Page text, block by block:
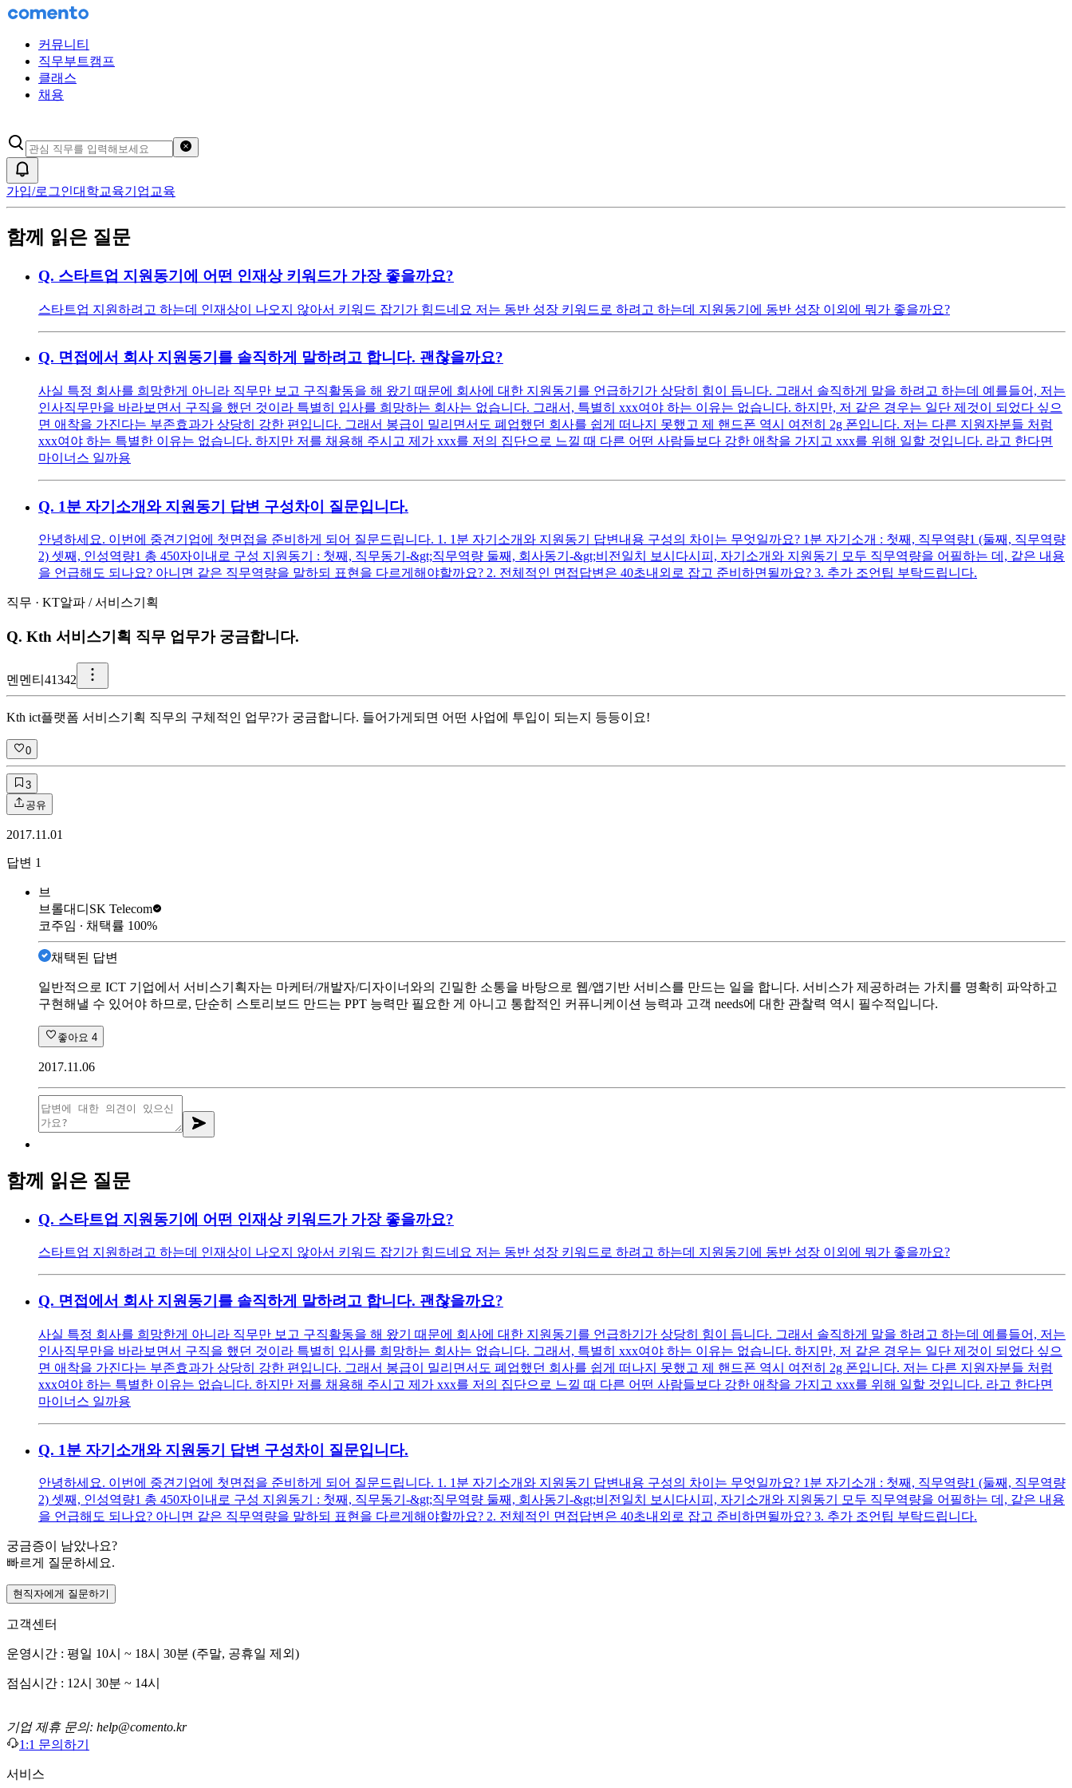
커뮤니티
직무부트캠프
클래스
채용
가입/로그인대학교육기업교육
함께 읽은 질문
Q. 스타트업 지원동기에 어떤 인재상 키워드가 가장 좋을까요?
스타트업 지원하려고 하는데 인재상이 나오지 않아서 키워드 잡기가 힘드네요 저는 동반 성장 키워드로 하려고 하는데 지원동기에 동반 성장 이외에 뭐가 좋을까요?
Q. 면접에서 회사 지원동기를 솔직하게 말하려고 합니다. 괜찮을까요?
사실 특정 회사를 희망한게 아니라 직무만 보고 구직활동을 해 왔기 때문에 회사에 대한 지원동기를 언급하기가 상당히 힘이 듭니다. 그래서 솔직하게 말을 하려고 하는데 예를들어, 저는
인사직무만을 바라보면서 구직을 했던 것이라 특별히 입사를 희망하는 회사는 없습니다. 그래서, 특별히 xxx여야 하는 이유는 없습니다. 하지만, 저 같은 경우는 일단 제것이 되었다 싶으
면 애착을 가진다는 부존효과가 상당히 강한 편입니다. 그래서 봉급이 밀리면서도 폐업했던 회사를 쉽게 떠나지 못했고 제 핸드폰 역시 여전히 2g 폰입니다. 저는 다른 지원자분들 처럼
xxx여야 하는 특별한 이유는 없습니다. 하지만 저를 채용해 주시고 제가 xxx를 저의 집단으로 느낄 때 다른 어떤 사람들보다 강한 애착을 가지고 xxx를 위해 일할 것입니다. 라고 한다면
마이너스 일까용
Q. 1분 자기소개와 지원동기 답변 구성차이 질문입니다.
안녕하세요. 이번에 중견기업에 첫면접을 준비하게 되어 질문드립니다. 1. 1분 자기소개와 지원동기 답변내용 구성의 차이는 무엇일까요? 1분 자기소개 : 첫째, 직무역량1 (둘째, 직무역량
2) 셋째, 인성역량1 총 450자이내로 구성 지원동기 : 첫째, 직무동기-&gt;직무역량 둘째, 회사동기-&gt;비전일치 보시다시피, 자기소개와 지원동기 모두 직무역량을 어필하는 데, 같은 내용
을 언급해도 되나요? 아니면 같은 직무역량을 말하되 표현을 다르게해야할까요? 2. 전체적인 면접답변은 40초내외로 잡고 준비하면될까요? 3. 추가 조언팁 부탁드립니다.
직무 · KT알파 /서비스기획
Q. Kth 서비스기획 직무 업무가 궁금합니다.
멘 멘티41342
Kth ict플랫폼 서비스기획 직무의 구체적인 업무?가 궁금합니다. 들어가게되면 어떤 사업에 투입이 되는지 등등이요!
0
3
공유
2017.11.01
답변 1
브
브롤대디 SK Telecom
코주임 ∙ 채택률 100%
채택된 답변
일반적으로 ICT 기업에서 서비스기획자는 마케터/개발자/디자이너와의 긴밀한 소통을 바탕으로 웹/앱기반 서비스를 만드는 일을 합니다. 서비스가 제공하려는 가치를 명확히 파악하고
구현해낼 수 있어야 하므로, 단순히 스토리보드 만드는 PPT 능력만 필요한 게 아니고 통합적인 커퓨니케이션 능력과 고객 needs에 대한 관찰력 역시 필수적입니다.
좋아요 4
2017.11.06
함께 읽은 질문
Q. 스타트업 지원동기에 어떤 인재상 키워드가 가장 좋을까요?
스타트업 지원하려고 하는데 인재상이 나오지 않아서 키워드 잡기가 힘드네요 저는 동반 성장 키워드로 하려고 하는데 지원동기에 동반 성장 이외에 뭐가 좋을까요?
Q. 면접에서 회사 지원동기를 솔직하게 말하려고 합니다. 괜찮을까요?
사실 특정 회사를 희망한게 아니라 직무만 보고 구직활동을 해 왔기 때문에 회사에 대한 지원동기를 언급하기가 상당히 힘이 듭니다. 그래서 솔직하게 말을 하려고 하는데 예를들어, 저는
인사직무만을 바라보면서 구직을 했던 것이라 특별히 입사를 희망하는 회사는 없습니다. 그래서, 특별히 xxx여야 하는 이유는 없습니다. 하지만, 저 같은 경우는 일단 제것이 되었다 싶으
면 애착을 가진다는 부존효과가 상당히 강한 편입니다. 그래서 봉급이 밀리면서도 폐업했던 회사를 쉽게 떠나지 못했고 제 핸드폰 역시 여전히 2g 폰입니다. 저는 다른 지원자분들 처럼
xxx여야 하는 특별한 이유는 없습니다. 하지만 저를 채용해 주시고 제가 xxx를 저의 집단으로 느낄 때 다른 어떤 사람들보다 강한 애착을 가지고 xxx를 위해 일할 것입니다. 라고 한다면
마이너스 일까용
Q. 1분 자기소개와 지원동기 답변 구성차이 질문입니다.
안녕하세요. 이번에 중견기업에 첫면접을 준비하게 되어 질문드립니다. 1. 1분 자기소개와 지원동기 답변내용 구성의 차이는 무엇일까요? 1분 자기소개 : 첫째, 직무역량1 (둘째, 직무역량
2) 셋째, 인성역량1 총 450자이내로 구성 지원동기 : 첫째, 직무동기-&gt;직무역량 둘째, 회사동기-&gt;비전일치 보시다시피, 자기소개와 지원동기 모두 직무역량을 어필하는 데, 같은 내용
을 언급해도 되나요? 아니면 같은 직무역량을 말하되 표현을 다르게해야할까요? 2. 전체적인 면접답변은 40초내외로 잡고 준비하면될까요? 3. 추가 조언팁 부탁드립니다.
궁금증이 남았나요?
빠르게 질문하세요.
현직자에게 질문하기
고객센터
운영시간 : 평일 10시 ~ 18시 30분 (주말, 공휴일 제외)
점심시간 : 12시 30분 ~ 14시
기업 제휴 문의: help@comento.kr
1:1 문의하기
서비스